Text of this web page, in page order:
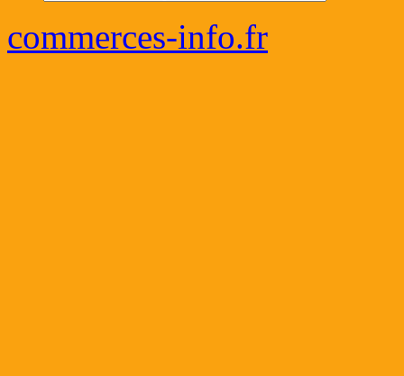
commerces-info.fr